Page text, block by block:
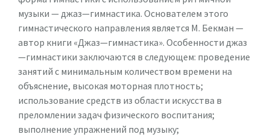
музыки — джаз—гимнастика. Основателем этого
гимнастического направления является М. Бекман —
автор книги «Джаз—гимнастика». Особенности джаз
—гимнастики заключаются в следующем: проведение
занятий с минимальным количеством времени на
объяснение, высокая моторная плотность;
использование средств из области искусства в
преломлении задач физического воспитания;
выполнение упражнений под музыку;